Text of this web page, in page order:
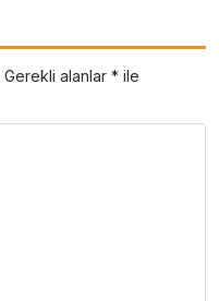
Gerekli alanlar * ile